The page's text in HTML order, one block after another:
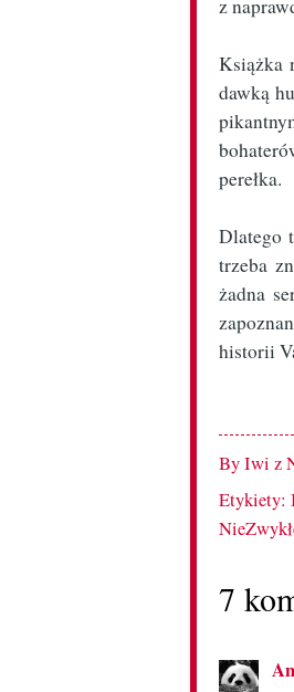
z
Książka
dawką
perełka.
Dlatego
trzeba
żadna
historii
ByIwi z
Etykiety:
7